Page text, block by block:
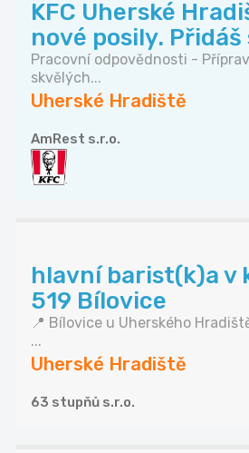
KFC Uherské
nové posily. Přidáš
Pracovní odpovědnosti -
skvělých...
Uherské Hradiště
AmRest s.r.o.
hlavní barist(k)a v
519 Bílovice
📍 Bílovice u Uherského
...
Uherské Hradiště
63 stupňů s.r.o.